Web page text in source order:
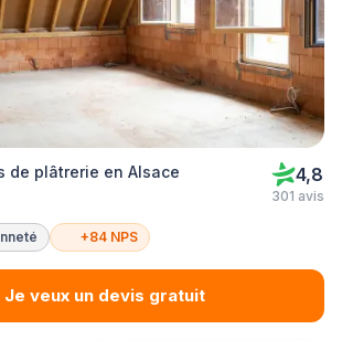
de plâtrerie en Alsace 4,8
301 avis
+84 NPS
Je veux un devis gratuit